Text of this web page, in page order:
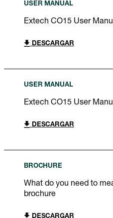
USER MANUAL
Extech CO15 User
DESCARGAR
USER MANUAL
Extech CO15 User
DESCARGAR
BROCHURE
What do you need to
brochure
DESCARGAR